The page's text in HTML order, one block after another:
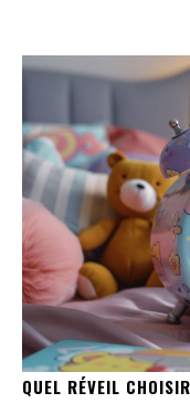
QUEL RÉVEIL